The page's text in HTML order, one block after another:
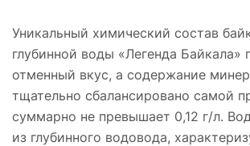
Уникальный химический состав
глубинной воды «Легенда Байкала»
отменный вкус, а содержание
тщательно сбалансировано самой
суммарно не превышает 0,12 г/л.
из глубинного водовода,